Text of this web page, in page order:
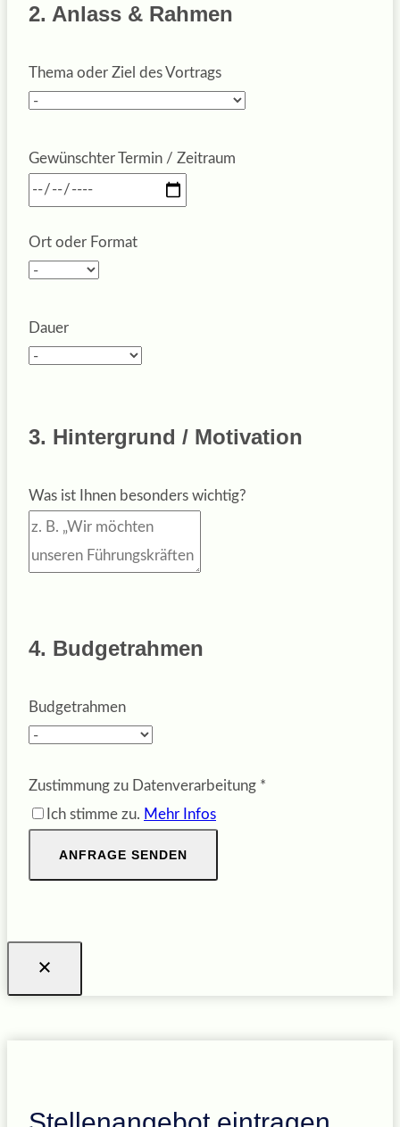
2. Anlass & Rahmen
Thema oder Ziel des Vortrags
Gewünschter Termin / Zeitraum
Ort oder Format
Dauer
3. Hintergrund / Motivation
Was ist Ihnen besonders wichtig?
4. Budgetrahmen
Budgetrahmen
Zustimmung zu Datenverarbeitung *
Ich stimme zu. Mehr Infos
ANFRAGE SENDEN